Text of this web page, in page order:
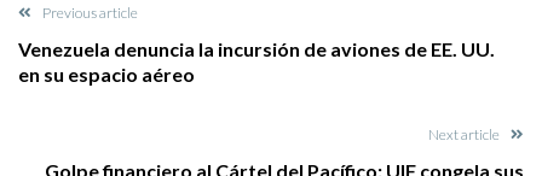
Previous article
Venezuela denuncia la incursión de aviones de EE. UU.
en su espacio aéreo
Next article
Golpe financiero al Cártel del Pacífico: UIF congela sus